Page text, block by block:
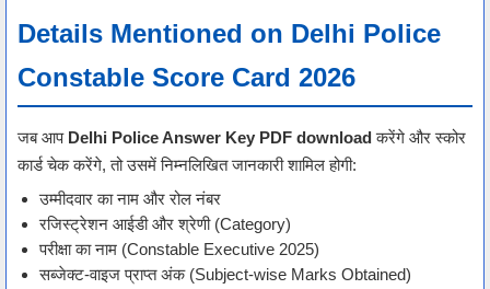
Details Mentioned on Delhi Police
Constable Score Card 2026
जब आप Delhi Police Answer Key PDF downloadकरेंगे और स्कोर
कार्ड चेक करेंगे, तो उसमें निम्नलिखित जानकारी शामिल होगी:
उम्मीदवार का नाम और रोल नंबर
रजिस्ट्रेशन आईडी और श्रेणी (Category)
परीक्षा का नाम (Constable Executive 2025)
सब्जेक्ट-वाइज प्राप्त अंक (Subject-wise Marks Obtained)